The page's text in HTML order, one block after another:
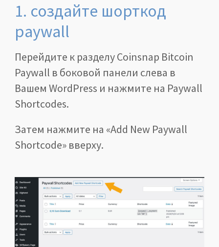
1. создайте шорткод
paywall
Перейдите к разделу Coinsnap Bitcoin
Paywall в боковой панели слева в
Вашем WordPress и нажмите на Paywall
Shortcodes.
Затем нажмите на «Add New Paywall
Shortcode» вверху.